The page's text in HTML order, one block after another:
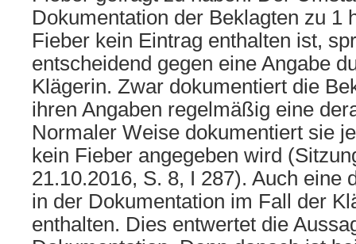
Dokumentation der Beklagten zu 1
Fieber kein Eintrag enthalten ist,
entscheidend gegen eine Angabe
Klägerin. Zwar dokumentiert die
ihren Angaben regelmäßig eine
Normaler Weise dokumentiert sie
kein Fieber angegeben wird
21.10.2016, S. 8, I 287). Auch eine
in der Dokumentation im Fall der
enthalten. Dies entwertet die